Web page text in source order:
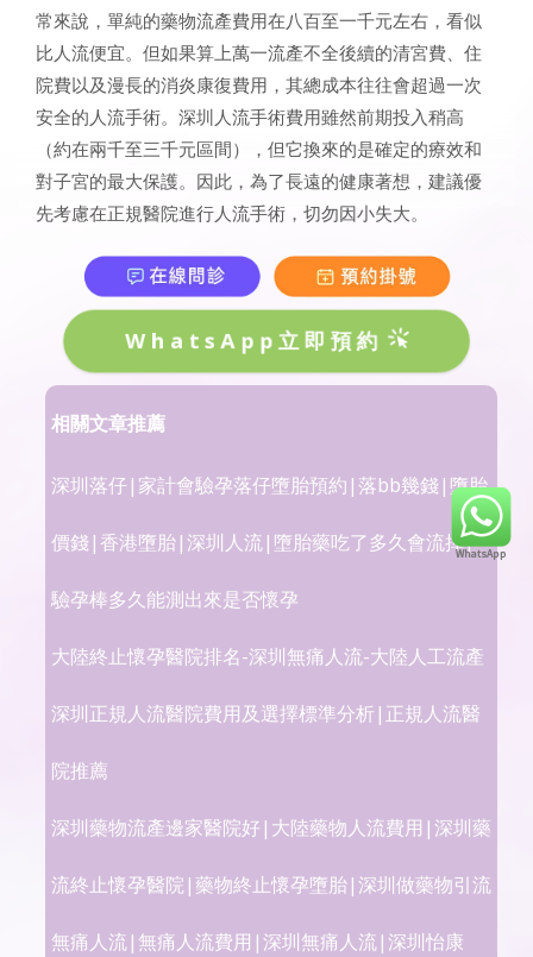
常來說，單純的藥物流產費用在八百至一千元左右，看似
比人流便宜。但如果算上萬一流產不全後續的清宮費、住
院費以及漫長的消炎康復費用，其總成本往往會超過一次
安全的人流手術。深圳人流手術費用雖然前期投入稍高
（約在兩千至三千元區間），但它換來的是確定的療效和
對子宮的最大保護。因此，為了長遠的健康著想，建議優
先考慮在正規醫院進行人流手術，切勿因小失大。
WhatsApp立即預約
相關文章推薦
深圳落仔|家計會驗孕落仔墮胎預約|落bb幾錢|墮胎
價錢|香港墮胎|深圳人流|墮胎藥吃了多久會流掉|
驗孕棒多久能測出來是否懷孕
大陸終止懷孕醫院排名-深圳無痛人流-大陸人工流產
深圳正規人流醫院費用及選擇標準分析|正規人流醫
院推薦
深圳藥物流產邊家醫院好|大陸藥物人流費用|深圳藥
流終止懷孕醫院|藥物終止懷孕墮胎|深圳做藥物引流
無痛人流|無痛人流費用|深圳無痛人流|深圳怡康